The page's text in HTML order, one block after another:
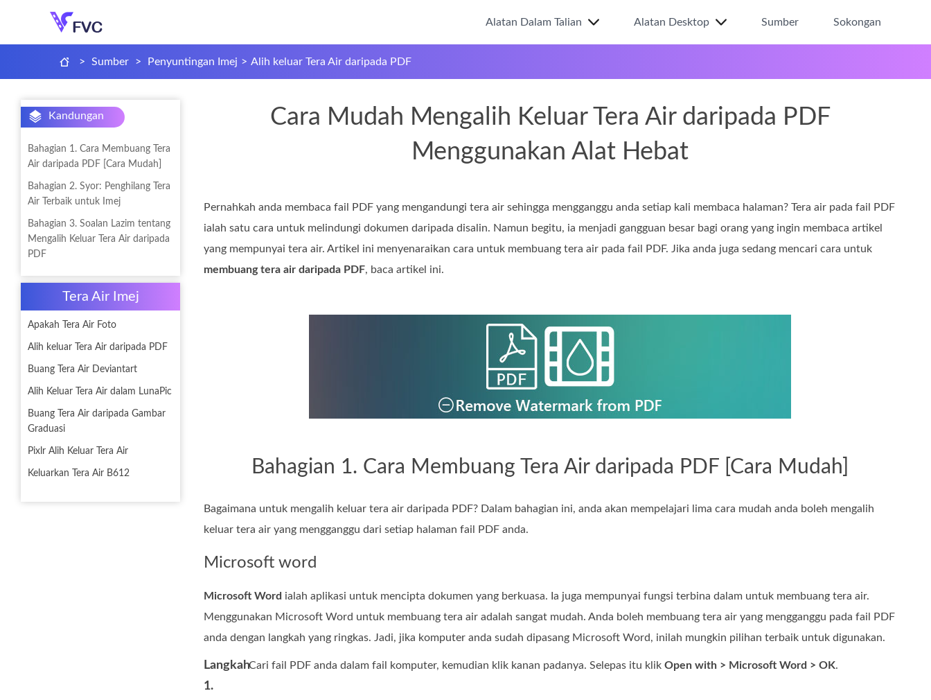
Alatan Dalam Talian Alatan Desktop Sumber Sokongan
> Sumber > Penyuntingan Imej > Alih keluar Tera Air daripada PDF
Kandungan
Bahagian 1. Cara Membuang Tera
Air daripada PDF [Cara Mudah]
Bahagian 2. Syor: Penghilang Tera
Air Terbaik untuk Imej
Bahagian 3. Soalan Lazim tentang
Mengalih Keluar Tera Air daripada
PDF
Tera Air Imej
Apakah Tera Air Foto
Alih keluar Tera Air daripada PDF
Buang Tera Air Deviantart
Alih Keluar Tera Air dalam LunaPic
Buang Tera Air daripada Gambar
Graduasi
Pixlr Alih Keluar Tera Air
Keluarkan Tera Air B612
Cara Mudah Mengalih Keluar Tera Air daripada PDF
Menggunakan Alat Hebat
Pernahkah anda membaca fail PDF yang mengandungi tera air sehingga mengganggu anda setiap kali membaca halaman? Tera air pada fail PDF
ialah satu cara untuk melindungi dokumen daripada disalin. Namun begitu, ia menjadi gangguan besar bagi orang yang ingin membaca artikel
yang mempunyai tera air. Artikel ini menyenaraikan cara untuk membuang tera air pada fail PDF. Jika anda juga sedang mencari cara untuk
membuang tera air daripada PDF, baca artikel ini.
Bahagian 1. Cara Membuang Tera Air daripada PDF [Cara Mudah]
Bagaimana untuk mengalih keluar tera air daripada PDF? Dalam bahagian ini, anda akan mempelajari lima cara mudah anda boleh mengalih
keluar tera air yang mengganggu dari setiap halaman fail PDF anda.
Microsoft word
Microsoft Word ialah aplikasi untuk mencipta dokumen yang berkuasa. Ia juga mempunyai fungsi terbina dalam untuk membuang tera air.
Menggunakan Microsoft Word untuk membuang tera air adalah sangat mudah. Anda boleh membuang tera air yang mengganggu pada fail PDF
anda dengan langkah yang ringkas. Jadi, jika komputer anda sudah dipasang Microsoft Word, inilah mungkin pilihan terbaik untuk digunakan.
Langkah
1.
Cari fail PDF anda dalam fail komputer, kemudian klik kanan padanya. Selepas itu klik Open with > Microsoft Word > OK.